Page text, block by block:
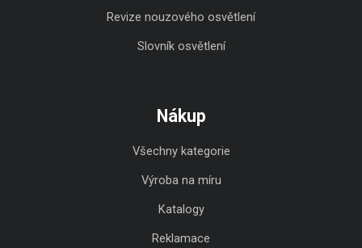
Revize nouzového osvětlení
Slovník osvětlení
Nákup
Všechny kategorie
Výroba na míru
Katalogy
Reklamace